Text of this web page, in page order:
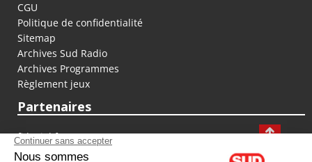
CGU
Politique de confidentialité
Sitemap
Archives Sud Radio
Archives Programmes
Règlement jeux
Partenaires
fiducial.fr
lyoncapitale.fr